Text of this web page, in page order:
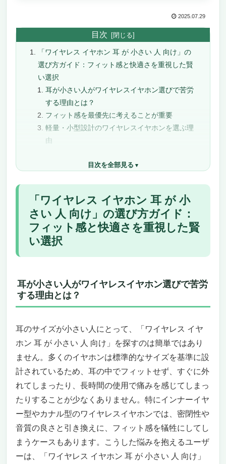
2025.07.29
目次
「ワイヤレス イヤホン 耳 が 小さい 人 向け」の
選び方ガイド：フィット感と快適さを重視した賢
い選択
耳が小さい人がワイヤレスイヤホン選びで苦労
する理由とは？
フィット感を最優先に考えることが重要
軽量・小型設計のワイヤレスイヤホンを選ぶ理
由
専用アプリや操作性も見逃せない
耳が小さい人向け高性能ワイヤレスイヤホンおす
すめ19選
【Bluetooth 5.4・2025新登場】Wipuku ワイヤ
レスイヤホン EJ-117-W-19
音質、操作性、デザイン――全部妥協したく
ない人にこそ選ばれている理由
このイヤホンが“ピッタリ合う人”と“微妙かも
革新的な未来を体感する。価格に見合う価値
はあるのか？
ワイヤレスイヤホンの理想形がここに。小さい
耳にも、極上の音にもフィットする贅沢な選択
小さい耳でも、ラグジュアリーな音体験を諦
フィット感だけじゃない、世界観まで変わ
る“音の精度”
洗練されたデザインと機能性、その両立に驚
くはず
このイヤホンに向いている人・向いていない
目次を全部見る
「ワイヤレス イヤホン 耳 が 小
さい 人 向け」の選び方ガイド：
フィット感と快適さを重視した賢
い選択
耳が小さい人がワイヤレスイヤホン選びで苦労
する理由とは？
耳のサイズが小さい人にとって、「ワイヤレス イヤ
ホン 耳 が 小さい 人 向け」を探すのは簡単ではあり
ません。多くのイヤホンは標準的なサイズを基準に設
計されているため、耳の中でフィットせず、すぐに外
れてしまったり、長時間の使用で痛みを感じてしまっ
たりすることが少なくありません。特にインナーイヤ
ー型やカナル型のワイヤレスイヤホンでは、密閉性や
音質の良さと引き換えに、フィット感を犠牲にしてし
まうケースもあります。こうした悩みを抱えるユーザ
ーは、「ワイヤレス イヤホン 耳 が 小さい 人 向け」